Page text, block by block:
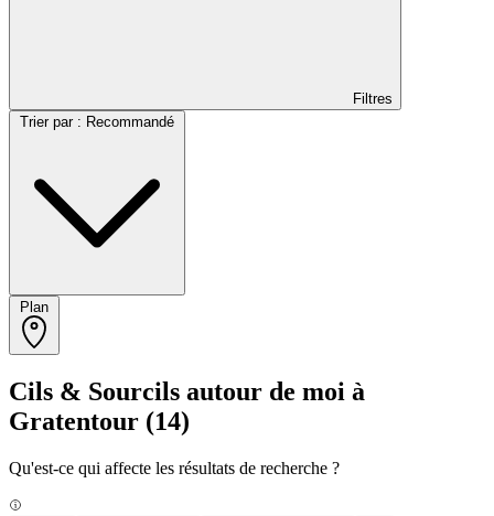
Filtres
Cils & Sourcils autour de moi à
Gratentour (14)
Qu'est-ce qui affecte les résultats de recherche ?